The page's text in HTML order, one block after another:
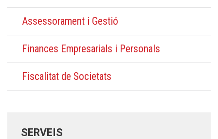
Assessorament i Gestió
Finances Empresarials i Personals
Fiscalitat de Societats
SERVEIS